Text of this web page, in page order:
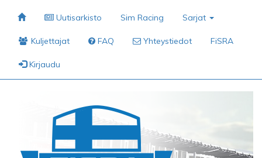
Uutisarkisto Sim Racing Sarjat
Kuljettajat FAQ Yhteystiedot FiSRA
Kirjaudu